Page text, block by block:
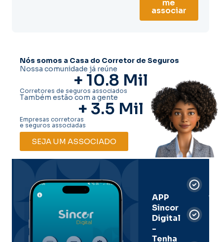
me
associar
Nós somos a Casa do Corretor de Seguros
Nossa comunidade já reúne
+ 10.8 Mil
Corretores de seguros associados
Também estão com a gente
+ 3.5 Mil
Empresas corretoras
e seguros associadas
SEJA UM ASSOCIADO
APP
Sincor
Digital
-
Tenha